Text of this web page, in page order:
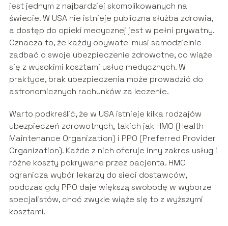
jest jednym z najbardziej skomplikowanych na
świecie. W USA nie istnieje publiczna służba zdrowia,
a dostęp do opieki medycznej jest w pełni prywatny.
Oznacza to, że każdy obywatel musi samodzielnie
zadbać o swoje ubezpieczenie zdrowotne, co wiąże
się z wysokimi kosztami usług medycznych. W
praktyce, brak ubezpieczenia może prowadzić do
astronomicznych rachunków za leczenie.
Warto podkreślić, że w USA istnieje kilka rodzajów
ubezpieczeń zdrowotnych, takich jak HMO (Health
Maintenance Organization) i PPO (Preferred Provider
Organization). Każde z nich oferuje inny zakres usług i
różne koszty pokrywane przez pacjenta. HMO
ogranicza wybór lekarzy do sieci dostawców,
podczas gdy PPO daje większą swobodę w wyborze
specjalistów, choć zwykle wiąże się to z wyższymi
kosztami.